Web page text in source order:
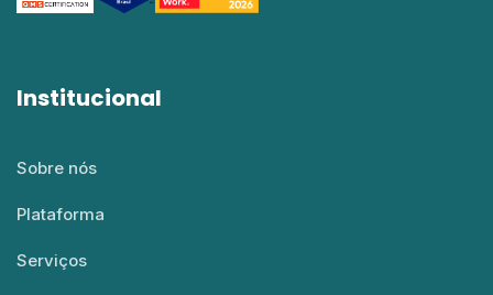
Institucional
Sobre nós
Plataforma
Serviços